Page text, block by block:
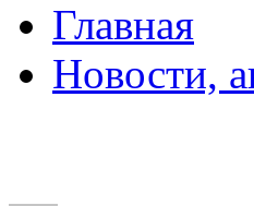
Главная
Новости,